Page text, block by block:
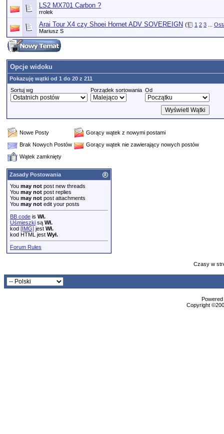
LS2 MX701 Carbon ?
rrolek
Arai Tour X4 czy Shoei Hornet ADV SOVEREIGN ( 1 2 3
Mariusz S
Opcje widoku
Pokazuję wątki od 1 do 20 z 211
Sortuj wg
Porządek sortowania Od
Nowe Posty
Gorący wątek z nowymi postami
Brak Nowych Postów
Gorący wątek nie zawierający nowych postów
Wątek zamknięty
Zasady Postowania
You may not post new threads
You may not post replies
You may not post attachments
You may not edit your posts
BB code is Wł.
Uśmieszki są Wł.
kod [IMG] jest Wł.
kod HTML jest Wył.
Forum Rules
Czasy w
Copyright